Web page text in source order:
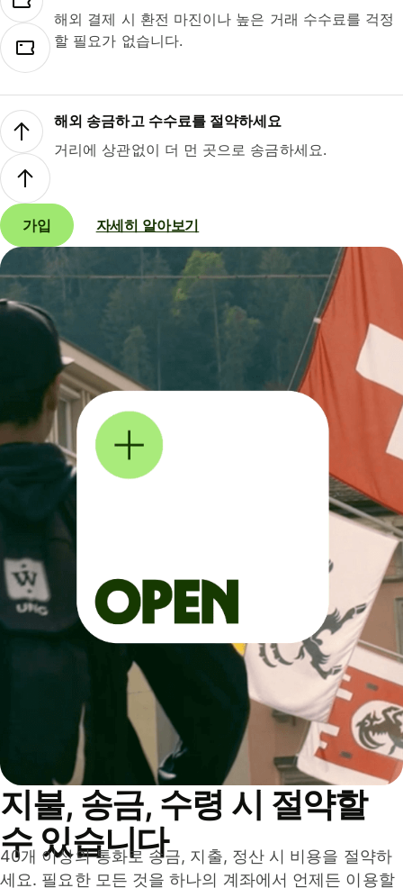
해외 결제 시 환전 마진이나 높은 거래 수수료를 걱정
할 필요가 없습니다.
해외 송금하고 수수료를 절약하세요
거리에 상관없이 더 먼 곳으로 송금하세요.
가입 자세히 알아보기
지불, 송금, 수령 시 절약할
수 있습니다
40개 이상의 통화로 송금, 지출, 정산 시 비용을 절약하
세요. 필요한 모든 것을 하나의 계좌에서 언제든 이용할